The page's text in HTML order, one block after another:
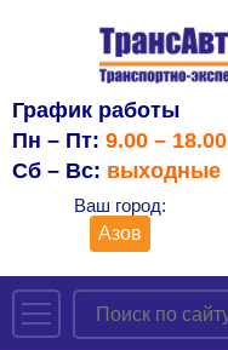
График работы
Пн – Пт: 9.00 – 18.00
Сб – Вс: выходные
Ваш город:
Азов